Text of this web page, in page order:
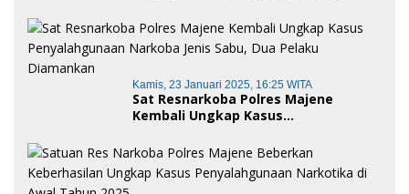
Baik dan penggelapan di Polres
Polman
Kamis, 23 Januari 2025, 16:25 WITA
Sat Resnarkoba Polres Majene
Kembali Ungkap Kasus
Dua Pelaku Diamankan